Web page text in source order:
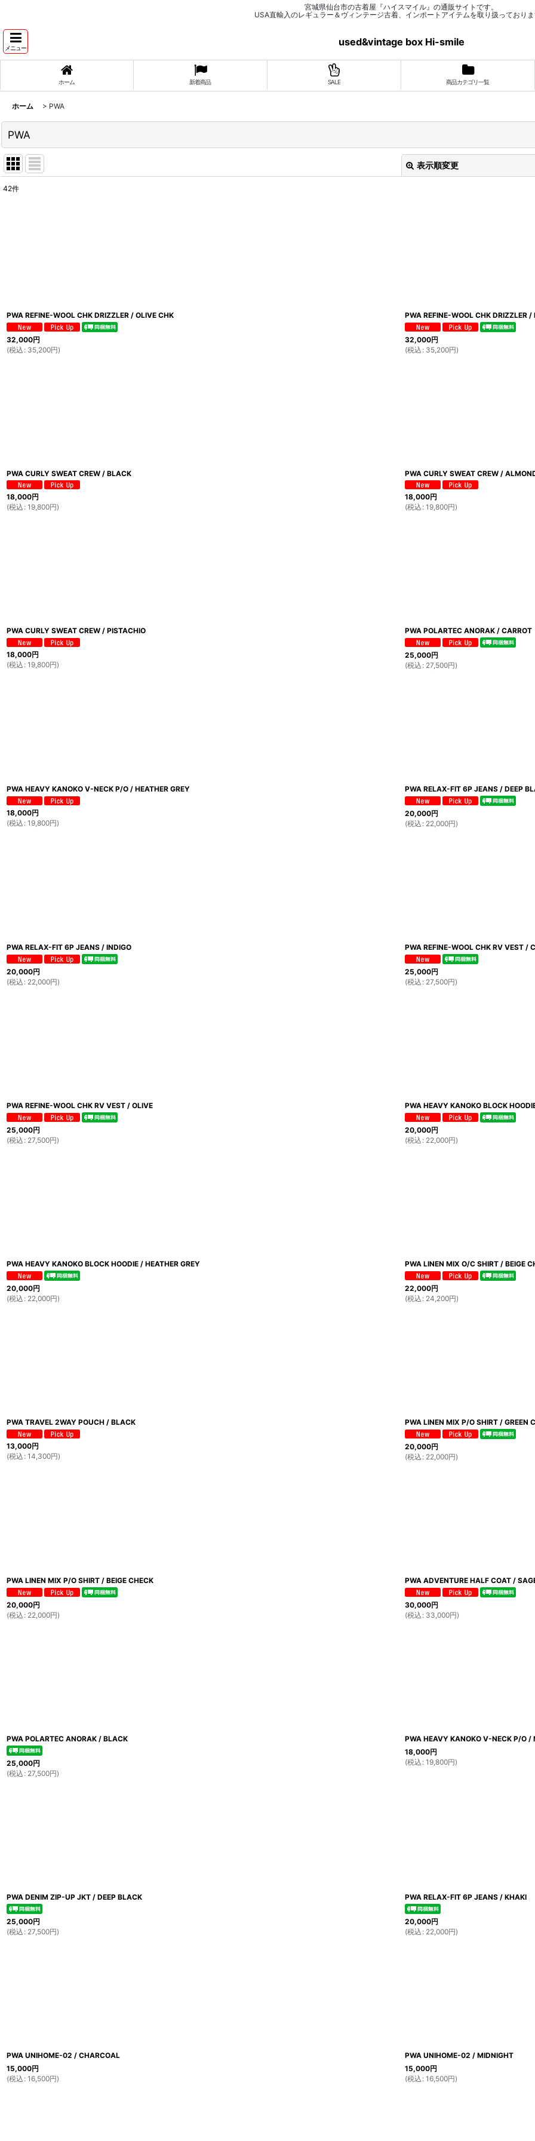
宮城県仙台市の古着屋『ハイスマイル』の通販サイトです。
USA直輸入のレギュラー＆ヴィンテージ古着、インポートアイテムを取り扱っており
メニュー
used&vintage box Hi-smile
ホーム 新着商品 SALE 商品カテゴリ一覧
ホーム > PWA
PWA
表示順変更
42件
PWA REFINE-WOOL CHK DRIZZLER / OLIVE CHK
32,000円
(税込 : 35,200円)
PWA REFINE-WOOL CHK DRIZZLER /
32,000円
(税込 : 35,200円)
PWA CURLY SWEAT CREW / BLACK
18,000円
(税込 : 19,800円)
PWA CURLY SWEAT CREW /
18,000円
(税込 : 19,800円)
PWA CURLY SWEAT CREW / PISTACHIO
18,000円
(税込 : 19,800円)
PWA POLARTEC ANORAK / CARROT
25,000円
(税込 : 27,500円)
PWA HEAVY KANOKO V-NECK P/O / HEATHER GREY
18,000円
(税込 : 19,800円)
PWA RELAX-FIT 6P JEANS / DEEP
20,000円
(税込 : 22,000円)
PWA RELAX-FIT 6P JEANS / INDIGO
20,000円
(税込 : 22,000円)
PWA REFINE-WOOL CHK RV VEST /
25,000円
(税込 : 27,500円)
PWA REFINE-WOOL CHK RV VEST / OLIVE
25,000円
(税込 : 27,500円)
PWA HEAVY KANOKO BLOCK
20,000円
(税込 : 22,000円)
PWA HEAVY KANOKO BLOCK HOODIE / HEATHER GREY
20,000円
(税込 : 22,000円)
PWA LINEN MIX O/C SHIRT / BEIGE
22,000円
(税込 : 24,200円)
PWA TRAVEL 2WAY POUCH / BLACK
13,000円
(税込 : 14,300円)
PWA LINEN MIX P/O SHIRT / GREEN
20,000円
(税込 : 22,000円)
PWA LINEN MIX P/O SHIRT / BEIGE CHECK
20,000円
(税込 : 22,000円)
PWA ADVENTURE HALF COAT /
30,000円
(税込 : 33,000円)
PWA POLARTEC ANORAK / BLACK
25,000円
(税込 : 27,500円)
PWA HEAVY KANOKO V-NECK P/O /
18,000円
(税込 : 19,800円)
PWA DENIM ZIP-UP JKT / DEEP BLACK
25,000円
(税込 : 27,500円)
PWA RELAX-FIT 6P JEANS / KHAKI
20,000円
(税込 : 22,000円)
PWA UNIHOME-02 / CHARCOAL
15,000円
(税込 : 16,500円)
PWA UNIHOME-02 / MIDNIGHT
15,000円
(税込 : 16,500円)